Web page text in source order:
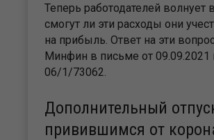
Теперь работодателей волнует
смогут ли эти расходы они
на прибыль. Ответ на эти
Минфин в письме от 09.09.2021
06/1/73062.
Дополнительный
привившимся от